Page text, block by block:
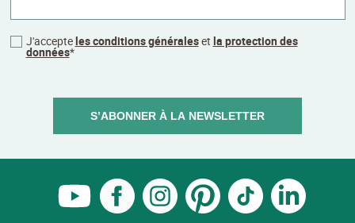
J'accepteles conditions généraleset la protection des
données*
S’ABONNER À LA NEWSLETTER